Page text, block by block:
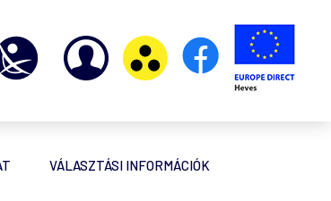
VÁLASZTÁSI INFORMÁCIÓK